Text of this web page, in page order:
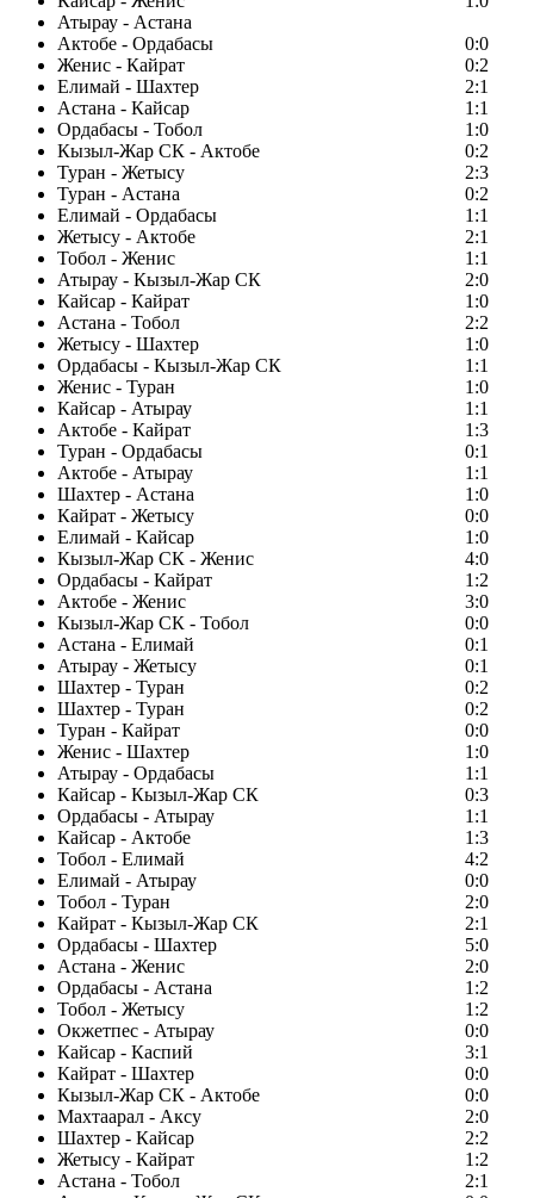
Атырау - Астана
Актобе - Ордабасы
0:0
Женис - Кайрат
0:2
Елимай - Шахтер
2:1
Астана - Кайсар
1:1
Ордабасы - Тобол
1:0
Кызыл-Жар СК - Актобе
0:2
Туран - Жетысу
2:3
Туран - Астана
0:2
Елимай - Ордабасы
1:1
Жетысу - Актобе
2:1
Тобол - Женис
1:1
Атырау - Кызыл-Жар СК
2:0
Кайсар - Кайрат
1:0
Астана - Тобол
2:2
Жетысу - Шахтер
1:0
Ордабасы - Кызыл-Жар СК
1:1
Женис - Туран
1:0
Кайсар - Атырау
1:1
Актобе - Кайрат
1:3
Туран - Ордабасы
0:1
Актобе - Атырау
1:1
Шахтер - Астана
1:0
Кайрат - Жетысу
0:0
Елимай - Кайсар
1:0
Кызыл-Жар СК - Женис
4:0
Ордабасы - Кайрат
1:2
Актобе - Женис
3:0
Кызыл-Жар СК - Тобол
0:0
Астана - Елимай
0:1
Атырау - Жетысу
0:1
Шахтер - Туран
0:2
Шахтер - Туран
0:2
Туран - Кайрат
0:0
Женис - Шахтер
1:0
Атырау - Ордабасы
1:1
Кайсар - Кызыл-Жар СК
0:3
Ордабасы - Атырау
1:1
Кайсар - Актобе
1:3
Тобол - Елимай
4:2
Елимай - Атырау
0:0
Тобол - Туран
2:0
Кайрат - Кызыл-Жар СК
2:1
Ордабасы - Шахтер
5:0
Астана - Женис
2:0
Ордабасы - Астана
1:2
Тобол - Жетысу
1:2
Окжетпес - Атырау
0:0
Кайсар - Каспий
3:1
Кайрат - Шахтер
0:0
Кызыл-Жар СК - Актобе
0:0
Махтаарал - Аксу
2:0
Шахтер - Кайсар
2:2
Жетысу - Кайрат
1:2
Астана - Тобол
2:1